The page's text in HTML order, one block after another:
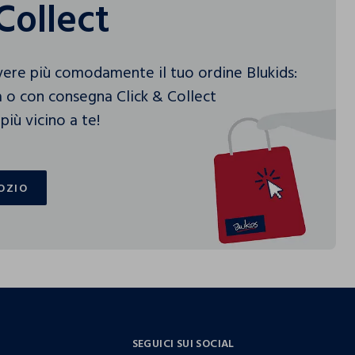
più comodamente il tuo ordine Blukids:
con consegna Click & Collect
vicino a te!
SEGUICI SUI SOCIAL